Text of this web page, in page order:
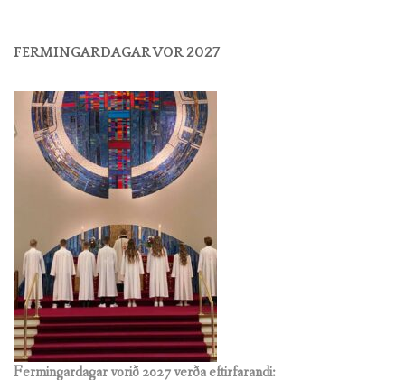
FERMINGARDAGAR VOR 2027
Fermingardagar vorið 2027 verða eftirfarandi: